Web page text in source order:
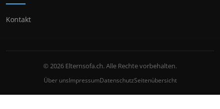
Kontakt
© 2026 Elternsofa.ch. Alle Rechte vorbehalten.
Über unsImpressumDatenschutzSeitenübersicht